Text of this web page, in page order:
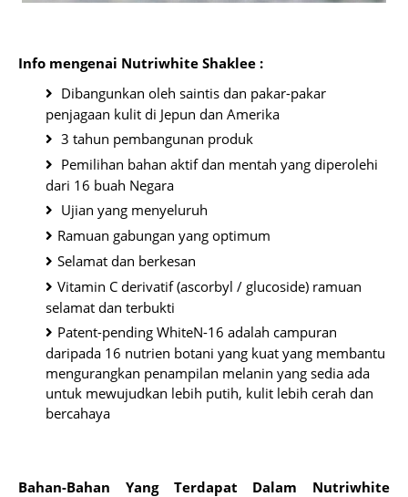
Info mengenai Nutriwhite Shaklee :
Dibangunkan oleh saintis dan pakar-pakar
penjagaan kulit di Jepun dan Amerika
3 tahun pembangunan produk
Pemilihan bahan aktif dan mentah yang diperolehi
dari 16 buah Negara
Ujian yang menyeluruh
Ramuan gabungan yang optimum
Selamat dan berkesan
Vitamin C derivatif (ascorbyl / glucoside) ramuan
selamat dan terbukti
Patent-pending WhiteN-16 adalah campuran
daripada 16 nutrien botani yang kuat yang membantu
mengurangkan penampilan melanin yang sedia ada
untuk mewujudkan lebih putih, kulit lebih cerah dan
bercahaya
Bahan-Bahan Yang Terdapat Dalam Nutriwhite